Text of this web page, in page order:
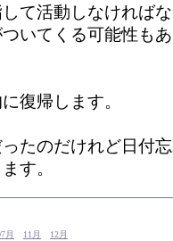
て活動しなければ
いてくる可能性も
復帰します。
たのだけれど日付
す。
月 11月
12月